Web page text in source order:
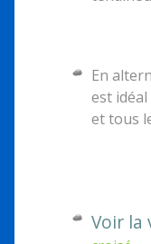
En
est
et tous
Voir la